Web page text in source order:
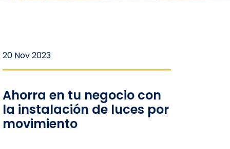
20 Nov 2023
Ahorra en tu negocio con
la instalación de luces por
movimiento